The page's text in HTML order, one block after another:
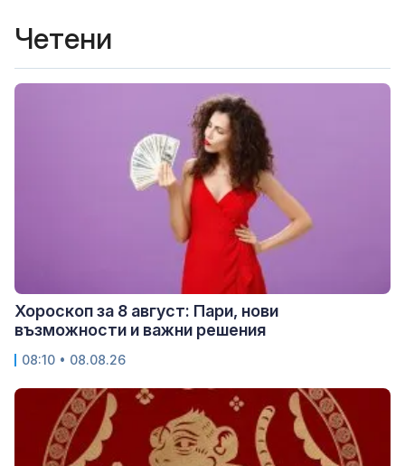
Четени
Хороскоп за 8 август: Пари, нови
възможности и важни решения
08:10 • 08.08.26